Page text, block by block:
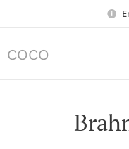
COCO